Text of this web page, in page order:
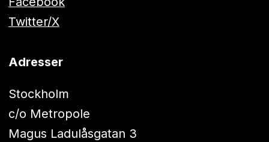
Twitter/X
Adresser
Stockholm
c/o Metropole
Magus Ladulåsgatan 3